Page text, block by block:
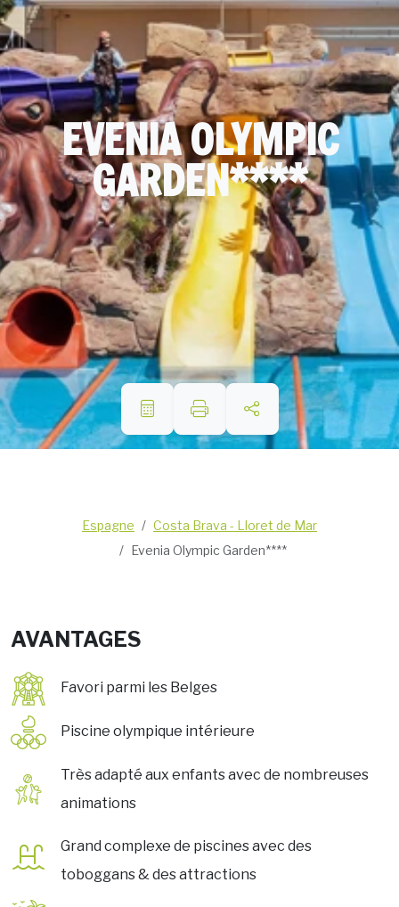
EVENIA OLYMPIC
GARDEN****
Espagne
Costa Brava - Lloret de Mar
Evenia Olympic Garden****
AVANTAGES
Favori parmi les Belges
Piscine olympique intérieure
Très adapté aux enfants avec de nombreuses
animations
Grand complexe de piscines avec des
toboggans & des attractions